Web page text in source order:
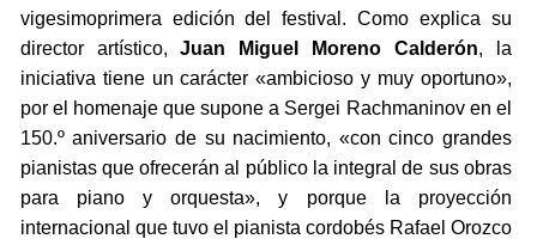
vigesimoprimera edición del festival. Como explica su
director artístico,Juan Miguel Moreno Calderón, la
iniciativa tiene un carácter «ambicioso y muy oportuno»,
por el homenaje que supone a Sergei Rachmaninov en el
150.º aniversario de su nacimiento, «con cinco grandes
pianistas que ofrecerán al público la integral de sus obras
para piano y orquesta», y porque la proyección
internacional que tuvo el pianista cordobés Rafael Orozco